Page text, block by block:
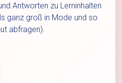
Antworten zu Lerninhalten
ganz groß in Mode und so
abfragen).